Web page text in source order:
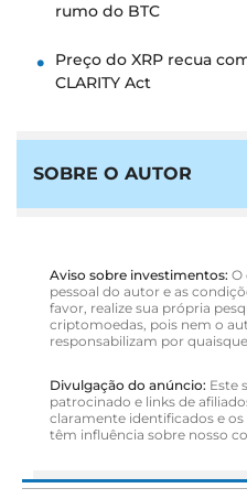
rumo do BTC
Preço do XRP recua
CLARITY Act
SOBRE O AUTOR
Aviso sobre investimentos: O
pessoal do autor e as
favor, realize sua própria
criptomoedas, pois nem o
responsabilizam por
Divulgação do anúncio: Este
patrocinado e links de
claramente identificados e
têm influência sobre nosso